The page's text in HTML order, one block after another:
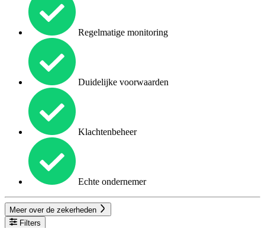
Regelmatige monitoring
Duidelijke voorwaarden
Klachtenbeheer
Echte ondernemer
Meer over de zekerheden
Filters